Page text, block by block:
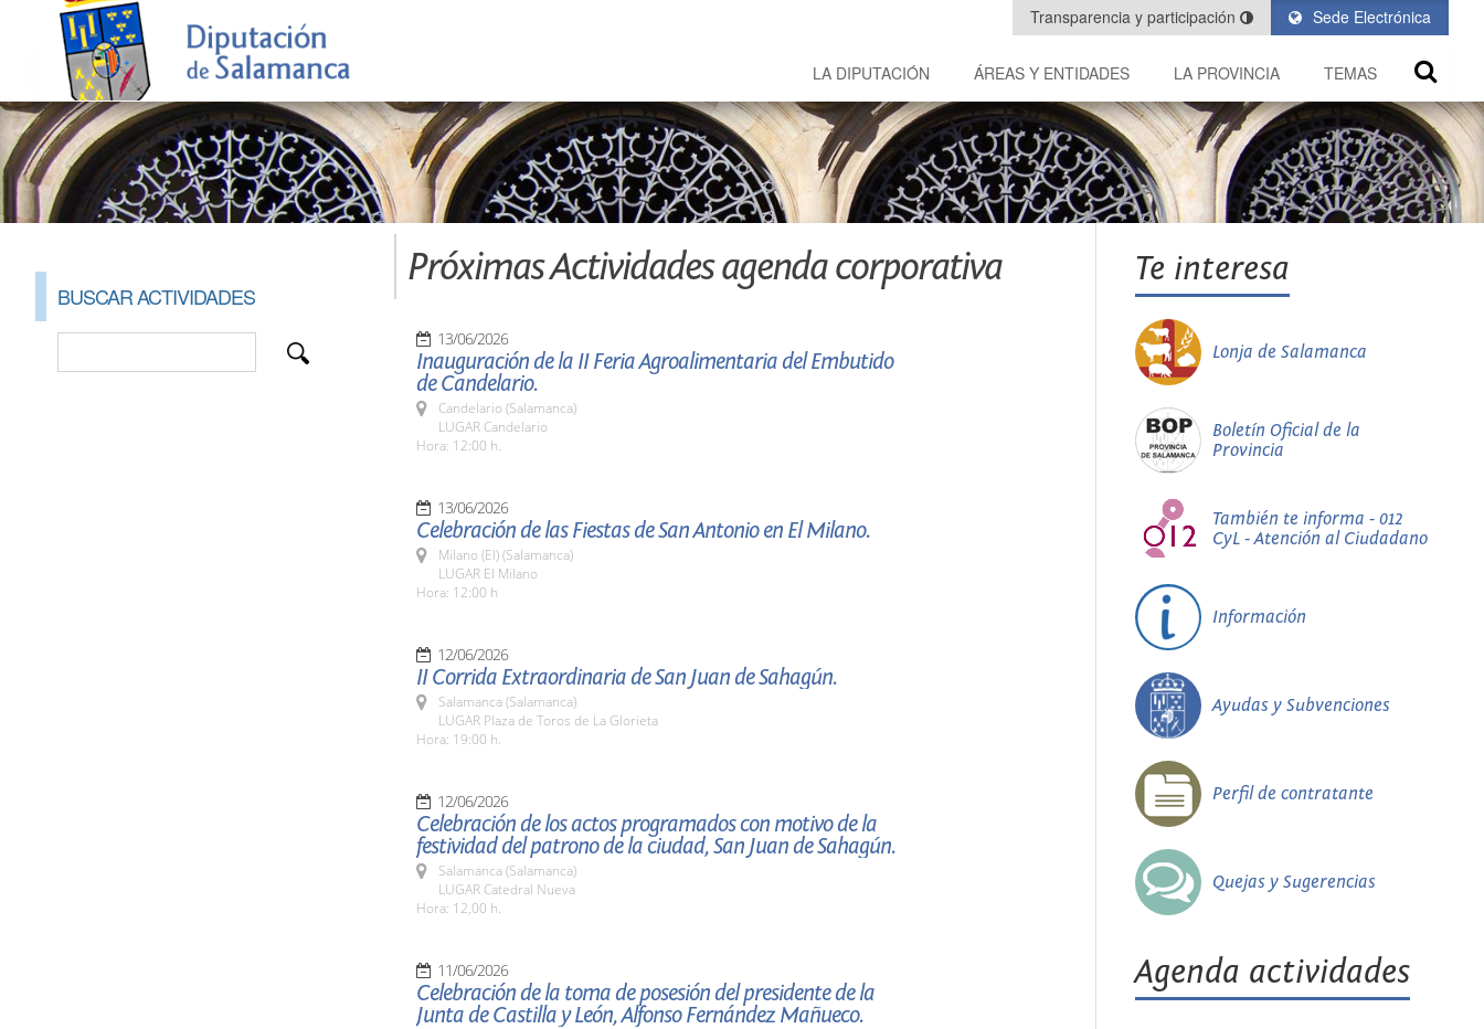
Sede Electrónica
Transparencia y participación
LA DIPUTACIÓN ÁREAS Y ENTIDADES LA PROVINCIA TEMAS
BUSCAR ACTIVIDADES
Próximas Actividades agenda corporativa
13/06/2026
Inauguración de la II Feria Agroalimentaria del Embutido
de Candelario.
Candelario (Salamanca)
LUGAR Candelario
Hora: 12:00 h.
13/06/2026
Celebración de las Fiestas de San Antonio en El Milano.
Milano (El) (Salamanca)
LUGAR El Milano
Hora: 12:00 h
12/06/2026
II Corrida Extraordinaria de San Juan de Sahagún.
Salamanca (Salamanca)
LUGAR Plaza de Toros de La Glorieta
Hora: 19:00 h.
12/06/2026
Celebración de los actos programados con motivo de la
festividad del patrono de la ciudad, San Juan de Sahagún.
Salamanca (Salamanca)
LUGAR Catedral Nueva
Hora: 12,00 h.
11/06/2026
Celebración de la toma de posesión del presidente de la
Junta de Castilla y León, Alfonso Fernández Mañueco.
Te interesa
Lonja de Salamanca
Boletín Oficial de la
Provincia
También te informa - 012
CyL - Atención al Ciudadano
Información
Ayudas y Subvenciones
Perfil de contratante
Quejas y Sugerencias
Agenda actividades